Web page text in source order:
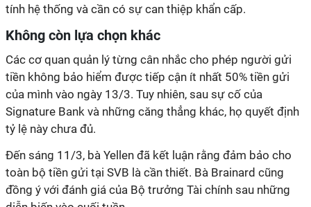
tính hệ thống và cần có sự can thiệp khẩn cấp.
Không còn lựa chọn khác
Các cơ quan quản lý từng cân nhắc cho phép người gửi
tiền không bảo hiểm được tiếp cận ít nhất 50% tiền gửi
của mình vào ngày 13/3. Tuy nhiên, sau sự cố của
Signature Bank và những căng thẳng khác, họ quyết định
tỷ lệ này chưa đủ.
Đến sáng 11/3, bà Yellen đã kết luận rằng đảm bảo cho
toàn bộ tiền gửi tại SVB là cần thiết. Bà Brainard cũng
đồng ý với đánh giá của Bộ trưởng Tài chính sau những